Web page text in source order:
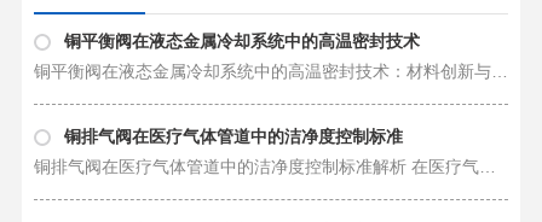
铜平衡阀在液态金属冷却系统中的高温密封技术
铜平衡阀在液态金属冷却系统中的高温密封技术：材料创新与结构突破 在***核反应堆技术中，液态金属…
铜排气阀在医疗气体管道中的洁净度控制标准
铜排气阀在医疗气体管道中的洁净度控制标准解析 在医疗气体系统中，气体洁净度直接关系到患者的生…